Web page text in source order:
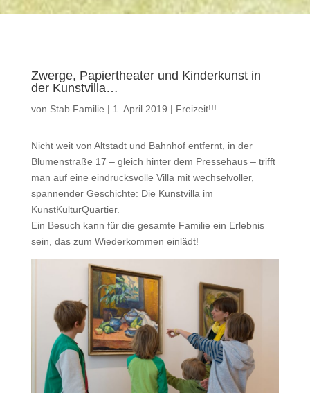
Zwerge, Papiertheater und Kinderkunst in
der Kunstvilla…
von Stab Familie | 1. April 2019 | Freizeit!!!
Nicht weit von Altstadt und Bahnhof entfernt, in der
Blumenstraße 17 – gleich hinter dem Pressehaus – trifft
man auf eine eindrucksvolle Villa mit wechselvoller,
spannender Geschichte: Die Kunstvilla im
KunstKulturQuartier.
Ein Besuch kann für die gesamte Familie ein Erlebnis
sein, das zum Wiederkommen einlädt!